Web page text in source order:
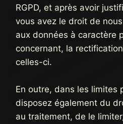
RGPD, et après avoir
vous avez le droit de
aux données à caractère
concernant, la
celles-ci.
En outre, dans les limites
disposez également du
au traitement, de le